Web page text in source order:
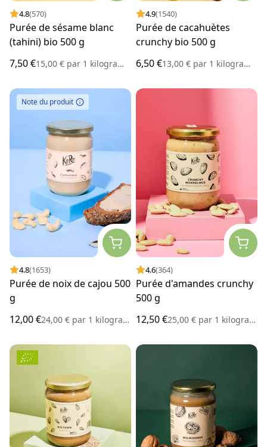
4.8(570)
Purée de sésame blanc
(tahini) bio 500 g
7,50 €15,00 € par 1 kilogramme
4.9(1540)
Purée de cacahuètes
crunchy bio 500 g
6,50 €13,00 € par 1 kilogramme
Note du produit
4.8(1653)
Purée de noix de cajou 500
g
12,00 €24,00 € par 1 kilogramme
4.6(364)
Purée d'amandes crunchy
500 g
12,50 €25,00 € par 1 kilogramme